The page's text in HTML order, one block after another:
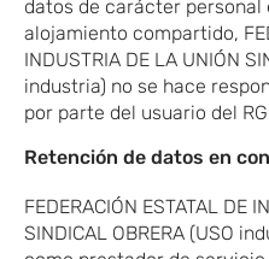
datos de carácter personal
alojamiento compartido,
INDUSTRIA DE LA UNIÓN
industria) no se hace
por parte del usuario del
Retención de datos en
FEDERACIÓN ESTATAL DE
SINDICAL OBRERA (USO